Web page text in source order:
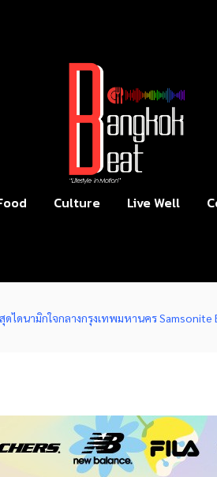
Culture Live Well
ดไดนามิกใจกลางกรุงเทพมหานคร